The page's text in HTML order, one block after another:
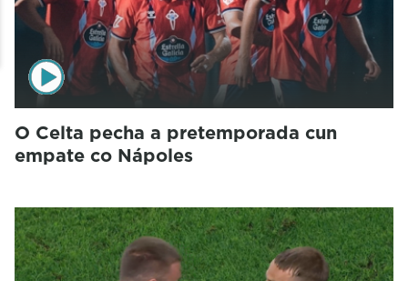
O Celta pecha a pretemporada cun
empate co Nápoles